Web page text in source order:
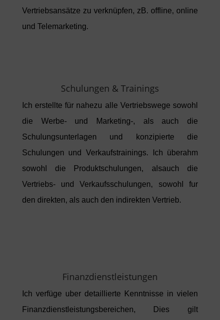
Vertriebsansätze zu verknüpfen, zB. offline, online
und Telemarketing.
Schulungen & Trainings
Ich erstellte für nahezu alle Vertriebswege sowohl
die Werbe- und Marketing-, als auch die
Schulungsunterlagen und konzipierte die
Schulungen und Verkaufstrainings. Ich überahm
sowohl die Produktschulungen, alsauch die
Vertriebs- und Verkaufsschulungen, sowohl fur
den direkten, als auch den indirekten Vertrieb.
Finanzdienstleistungen
Ich verfüge uber detaillierte Kenntnisse in vielen
Finanzdienstleistungsbereichen, Dies gilt